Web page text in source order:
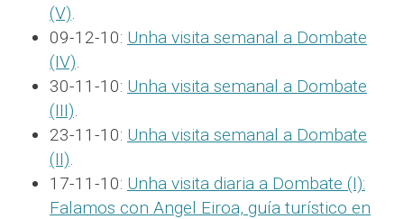
(V).
09-12-10: Unha visita semanal a Dombate
(IV).
30-11-10: Unha visita semanal a Dombate
(III).
23-11-10: Unha visita semanal a Dombate
(II).
17-11-10: Unha visita diaria a Dombate (I):
Falamos con Angel Eiroa, guía turístico en